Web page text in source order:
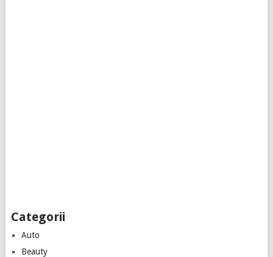
Categorii
Auto
Beauty